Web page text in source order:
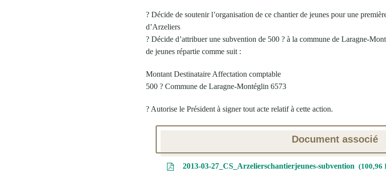
? Décide de soutenir l’organisation de ce chantier de jeunes pour une
d’Arzeliers
? Décide d’attribuer une subvention de 500 ? à la commune de Laragne-
de jeunes répartie comme suit :
Montant Destinataire Affectation comptable
500 ? Commune de Laragne-Montéglin 6573
? Autorise le Président à signer tout acte relatif à cette action.
Document associé
2013-03-27_CS_Arzelierschantierjeunes-subvention 100,96